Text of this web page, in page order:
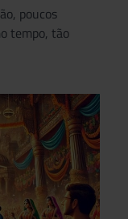
poucos
tempo, tão